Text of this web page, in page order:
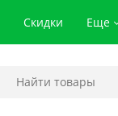
Скидки Еще